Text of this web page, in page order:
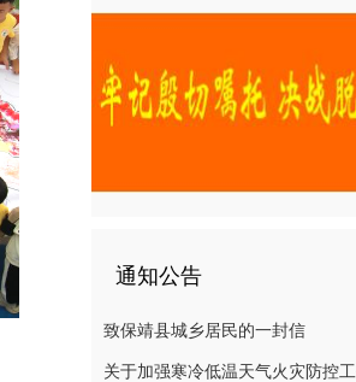
通知公告
致保靖县城乡居民的一封信
关于加强寒冷低温天气火灾防控